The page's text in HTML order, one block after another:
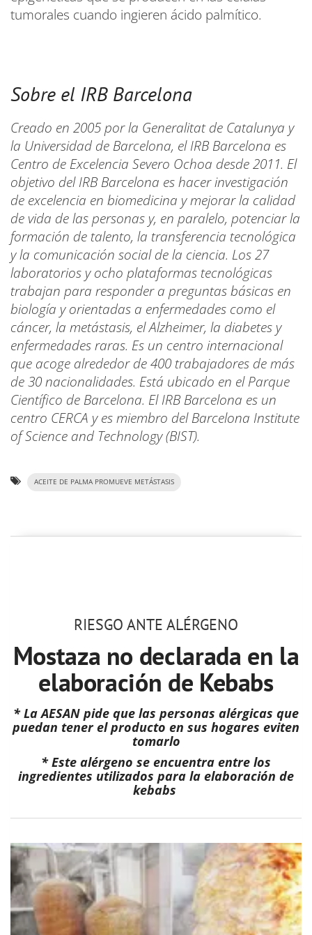
tumorales cuando ingieren ácido palmítico.
Sobre el IRB Barcelona
Creado en 2005 por la Generalitat de Catalunya y
la Universidad de Barcelona, el IRB Barcelona es
Centro de Excelencia Severo Ochoa desde 2011. El
objetivo del IRB Barcelona es hacer investigación
de excelencia en biomedicina y mejorar la calidad
de vida de las personas y, en paralelo, potenciar la
formación de talento, la transferencia tecnológica
y la comunicación social de la ciencia. Los 27
laboratorios y ocho plataformas tecnológicas
trabajan para responder a preguntas básicas en
biología y orientadas a enfermedades como el
cáncer, la metástasis, el Alzheimer, la diabetes y
enfermedades raras. Es un centro internacional
que acoge alrededor de 400 trabajadores de más
de 30 nacionalidades. Está ubicado en el Parque
Científico de Barcelona. El IRB Barcelona es un
centro CERCA y es miembro del Barcelona Institute
of Science and Technology (BIST).
ACEITE DE PALMA PROMUEVE METÁSTASIS
RIESGO ANTE ALÉRGENO
Mostaza no declarada en la
elaboración de Kebabs
* La AESAN pide que las personas alérgicas que
puedan tener el producto en sus hogares eviten
tomarlo
* Este alérgeno se encuentra entre los
ingredientes utilizados para la elaboración de
kebabs